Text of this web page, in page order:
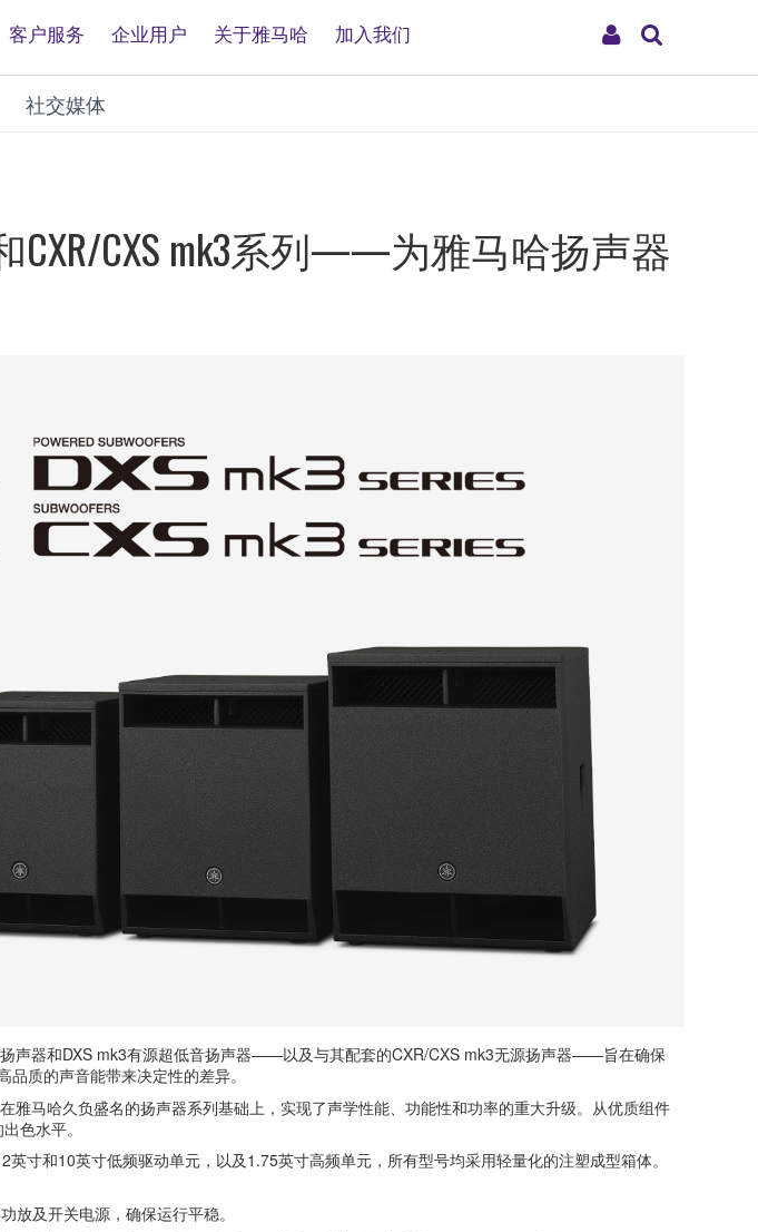
My
客户服务 企业用户 关于雅马哈 加入我们
社交媒体
CXR/CXS mk3系列——为雅马哈扬声器
声器和DXS mk3有源超低音扬声器——以及与其配套的CXR/CXS mk3无源扬声器——旨在确保
质的声音能带来决定性的差异。
马哈久负盛名的扬声器系列基础上，实现了声学性能、功能性和功率的重大升级。从优质组件
色水平。
寸和10英寸低频驱动单元，以及1.75英寸高频单元，所有型号均采用轻量化的注塑成型箱体。
及开关电源，确保运行平稳。